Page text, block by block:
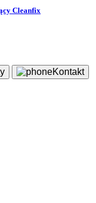
Cleanfix
Kontakt